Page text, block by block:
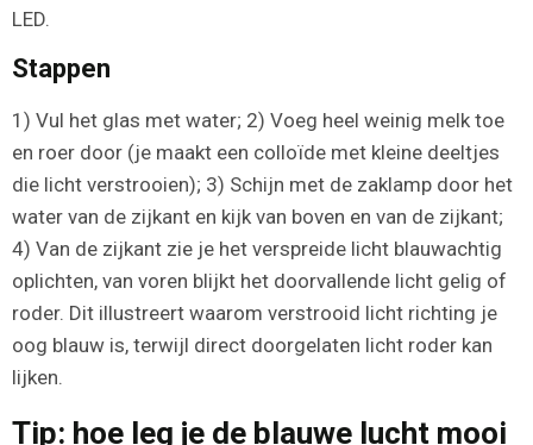
LED.
Stappen
1) Vul het glas met water; 2) Voeg heel weinig melk toe
en roer door (je maakt een colloïde met kleine deeltjes
die licht verstrooien); 3) Schijn met de zaklamp door het
water van de zijkant en kijk van boven en van de zijkant;
4) Van de zijkant zie je het verspreide licht blauwachtig
oplichten, van voren blijkt het doorvallende licht gelig of
roder. Dit illustreert waarom verstrooid licht richting je
oog blauw is, terwijl direct doorgelaten licht roder kan
lijken.
Tip: hoe leg je de blauwe lucht mooi